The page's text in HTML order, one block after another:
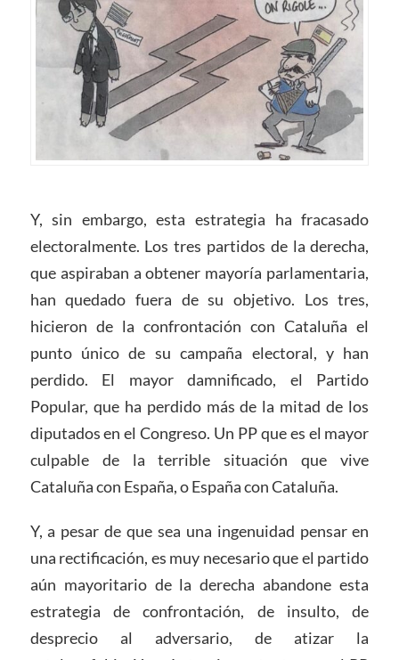
Y, sin embargo, esta estrategia ha fracasado
electoralmente. Los tres partidos de la derecha,
que aspiraban a obtener mayoría parlamentaria,
han quedado fuera de su objetivo. Los tres,
hicieron de la confrontación con Cataluña el
punto único de su campaña electoral, y han
perdido. El mayor damnificado, el Partido
Popular, que ha perdido más de la mitad de los
diputados en el Congreso. Un PP que es el mayor
culpable de la terrible situación que vive
Cataluña con España, o España con Cataluña.
Y, a pesar de que sea una ingenuidad pensar en
una rectificación, es muy necesario que el partido
aún mayoritario de la derecha abandone esta
estrategia de confrontación, de insulto, de
desprecio al adversario, de atizar la